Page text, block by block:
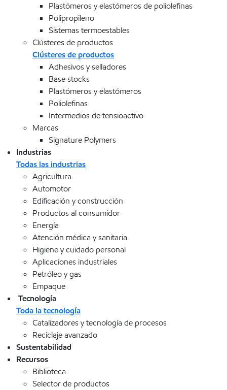
Plastómeros y elastómeros de poliolefinas
Polipropileno
Sistemas termoestables
Clústeres de productos
Clústeres de productos
Adhesivos y selladores
Base stocks
Plastómeros y elastómeros
Poliolefinas
Intermedios de tensioactivo
Marcas
Signature Polymers
Industrias
Todas las industrias
Agricultura
Automotor
Edificación y construcción
Productos al consumidor
Energía
Atención médica y sanitaria
Higiene y cuidado personal
Aplicaciones industriales
Petróleo y gas
Empaque
Tecnología
Toda la tecnología
Catalizadores y tecnología de procesos
Reciclaje avanzado
Sustentabilidad
Recursos
Biblioteca
Selector de productos